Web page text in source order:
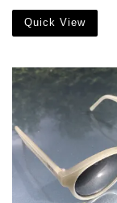
Quick View